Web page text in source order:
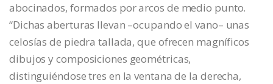
abocinados, formados por arcos de medio punto.
“Dichas aberturas llevan –ocupando el vano– unas
celosías de piedra tallada, que ofrecen magníficos
dibujos y composiciones geométricas,
distinguiéndose tres en la ventana de la derecha,